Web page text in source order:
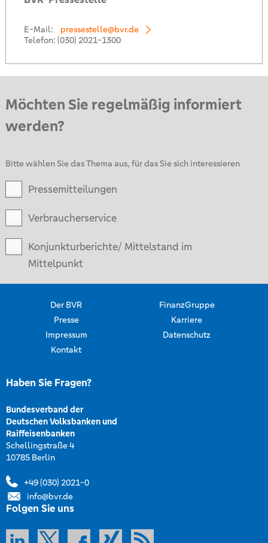
E-Mail:
pressestelle@bvr.de
Telefon: (030) 2021-1300
Möchten Sie regelmäßig informiert
werden?
Bitte wählen Sie das Thema aus, für das Sie sich interessieren
Pressemitteilungen
Verbraucherservice
Konjunkturberichte/ Mittelstand im
Mittelpunkt
Der BVR
FinanzGruppe
Presse
Karriere
Impressum
Datenschutz
Kontakt
Haben Sie Fragen?
Bundesverband der
Deutschen Volksbanken und
Raiffeisenbanken
Schellingstraße 4
10785 Berlin
+49 (030) 2021-0
info@bvr.de
Folgen Sie uns